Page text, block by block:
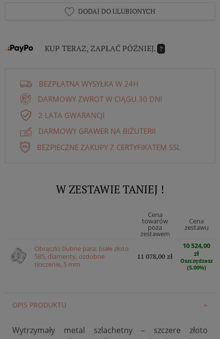
DODAJ DO ULUBIONYCH
KUP TERAZ, ZAPŁAĆ PÓŹNIEJ. ?
BEZPŁATNA WYSYŁKA W 24H
DARMOWY ZWROT W CIĄGU 30 DNI
2 LATA GWARANCJI
DARMOWY GRAWER NA BIŻUTERII
BEZPIECZNE ZAKUPY Z CERTYFIKATEM SSL
W ZESTAWIE TANIEJ !
Cena
towarów
poza
zestawem
Cena
zestawu
Obrączki ślubne para: białe złoto
585, diamenty, ozdobne
tłoczenie, 5 mm
11 078,00 zł
10 524,00
zł
Oszczędzasz
(5.00%)
OPIS PRODUKTU
Wytrzymały metal szlachetny – szczere złoto